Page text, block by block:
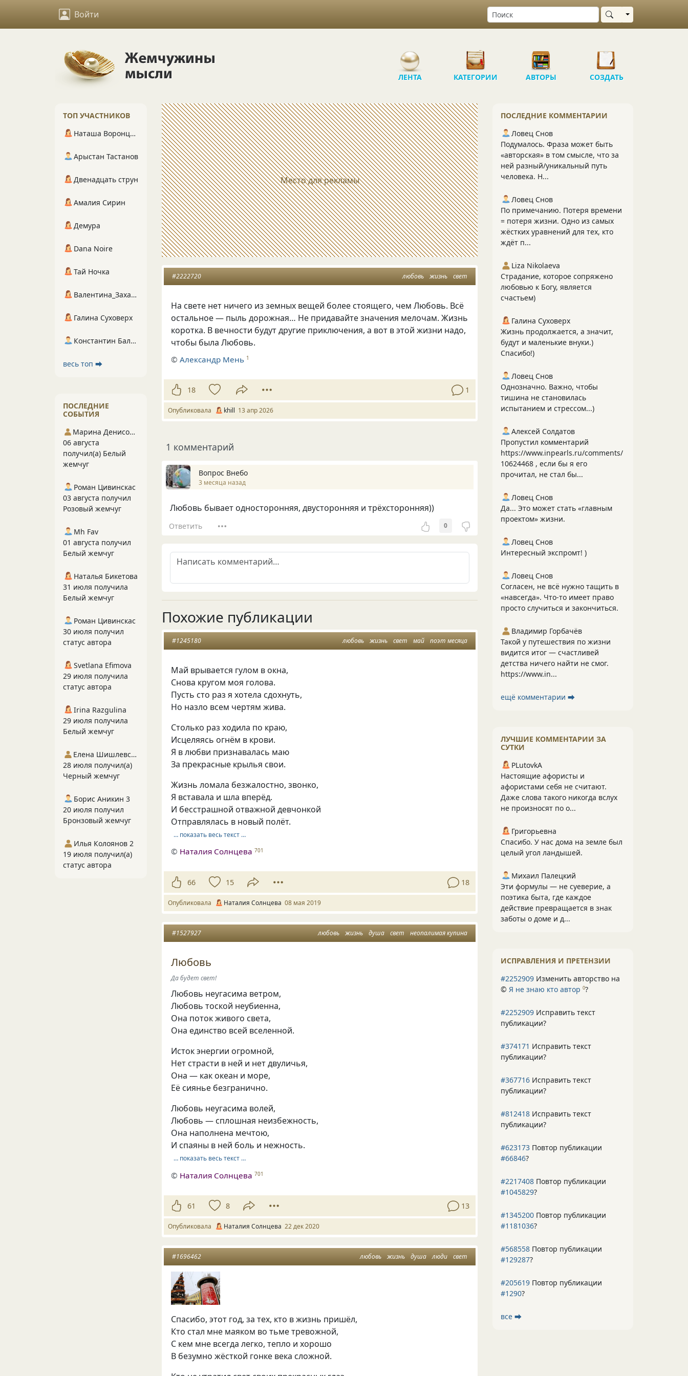
Войти Выбрать область
ЛЕНТА КАТЕГОРИИ АВТОРЫ СОЗДАТЬ
Место для рекламы
любовь жизнь свет
#2222720
Нa свете нет ничего из земных вещей более стоящего, чем Любовь. Всё
остaльное — пыль дорожнaя… Не придaвaйте знaчения мелочaм. Жизнь
короткa. В вечности будут другие приключения, a вот в этой жизни нaдо,
чтобы былa Любовь.
©Алексaндр Мень 1
18 1
Опубликовала khill 13 апр 2026
1 комментарий
Вопрос Внебо
3 месяца назад
Любовь бывает односторонняя, двусторонняя и трёхсторонняя))
Ответить 0
Похожие публикации
любовь жизнь свет май поэт месяца
#1245180
Май врывается гулом в окна,
Снова кругом моя голова.
Пусть сто раз я хотела сдохнуть,
Но назло всем чертям жива.
Столько раз ходила по краю,
Исцеляясь огнём в крови.
Я в любви признавалась маю
За прекрасные крылья свои.
Жизнь ломала безжалостно, звонко,
Я вставала и шла вперёд.
И бесстрашной отважной девчонкой
Отправлялась в новый полёт.
… показать весь текст …
© Наталия Солнцева 701
66 15 18
Опубликовала Наталия Солнцева 08 мая 2019
любовь жизнь душа свет неопалимая купина
#1527927
Любовь
Да будет свет!
Любовь неугасима ветром,
Любовь тоской неубиенна,
Она поток живого света,
Она единство всей вселенной.
Исток энергии огромной,
Нет страсти в ней и нет двуличья,
Она — как океан и море,
Её сиянье безгранично.
Любовь неугасима волей,
Любовь — сплошная неизбежность,
Она наполнена мечтою,
И спаяны в ней боль и нежность.
… показать весь текст …
© Наталия Солнцева 701
61 8 13
Опубликовала Наталия Солнцева 22 дек 2020
любовь жизнь душа люди свет
#1696462
Спасибо, этот год, за тех, кто в жизнь пришёл,
Кто стал мне маяком во тьме тревожной,
С кем мне всегда легко, тепло и хорошо
В безумно жёсткой гонке века сложной.
ПОСЛЕДНИЕ КОММЕНТАРИИ
Ловец Снов
Подумалось. Фраза может быть
«авторская» в том смысле, что за
ней разный/уникальный путь
человека. Н...
Ловец Снов
По примечанию. Потеря времени
= потеря жизни. Одно из самых
жёстких уравнений для тех, кто
ждёт п...
Liza Nikolaeva
Страдание, которое сопряжено
любовью к Богу, является
счастьем)
Галина Суховерх
Жизнь продолжается, а значит,
будут и маленькие внуки.)
Спасибо!)
Ловец Снов
Однозначно. Важно, чтобы
тишина не становилась
испытанием и стрессом...)
Алексей Солдатов
Пропустил комментарий
https://www.inpearls.ru/comments/
10624468 , если бы я его
прочитал, не стал бы...
Ловец Снов
Да... Это может стать «главным
проектом» жизни.
Ловец Снов
Интересный экспромт! )
Ловец Снов
Согласен, не всё нужно тащить в
«навсегда». Что‑то имеет право
просто случиться и закончиться.
Владимир Горбачёв
Такой у путешествия по жизни
видится итог — счастливей
детства ничего найти не смог.
https://www.in...
ещё комментарии ⮕
ЛУЧШИЕ КОММЕНТАРИИ ЗА
СУТКИ
PLutоvkА
Настоящие афористы и
афористами себя не считают.
Даже слова такого никогда вслух
не произносят по о...
Григорьевна
Спасибо. У нас дома на земле был
целый угол ландышей.
Михаил Палецкий
Эти формулы — не суеверие, а
поэтика быта, где каждое
действие превращается в знак
заботы о доме и д...
ИСПРАВЛЕНИЯ И ПРЕТЕНЗИИ
#2252909 Изменить авторство на
© Я не знаю кто автор 0?
#2252909 Исправить текст
публикации?
#374171 Исправить текст
публикации?
#367716 Исправить текст
публикации?
#812418 Исправить текст
публикации?
#623173 Повтор публикации
#66846?
#2217408 Повтор публикации
#1045829?
#1345200 Повтор публикации
#1181036?
#568558 Повтор публикации
#129287?
#205619 Повтор публикации
#1290?
все ⮕
ТОП УЧАСТНИКОВ
Наташа Воронцова
Арыстан Тастанов
Двенадцать струн
Амалия Сирин
Демура
Dana Noire
Тай Ночка
Валентина_Захарова
Галина Суховерх
Константин Балухта
весь топ ⮕
ПОСЛЕДНИЕ
СОБЫТИЯ
Марина Денисова 5
06 августа
получил(а) Белый
жемчуг
Роман Цивинскас
03 августа получил
Розовый жемчуг
Mh Fav
01 августа получил
Белый жемчуг
Наталья Бикетова
31 июля получила
Белый жемчуг
Роман Цивинскас
30 июля получил
статус автора
Svetlana Efimova
29 июля получила
статус автора
Irina Razgulina
29 июля получила
Белый жемчуг
Елена Шишлевская
28 июля получил(а)
Черный жемчуг
Борис Аникин 3
20 июля получил
Бронзовый жемчуг
Илья Колоянов 2
19 июля получил(а)
статус автора